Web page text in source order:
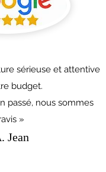
sérieuse et attentive
budget.
passé, nous sommes
»
Jean